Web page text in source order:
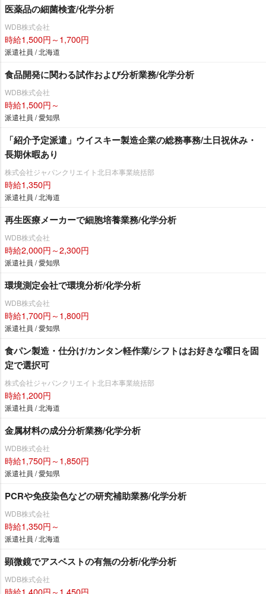
医薬品の細菌検査/化学分析
WDB株式会社
時給1,500円～1,700円
派遣社員 / 北海道
食品開発に関わる試作および分析業務/化学分析
WDB株式会社
時給1,500円～
派遣社員 / 愛知県
「紹介予定派遣」ウイスキー製造企業の総務事務/土日祝休み・
長期休暇あり
株式会社ジャパンクリエイト北日本事業統括部
時給1,350円
派遣社員 / 北海道
再生医療メーカーで細胞培養業務/化学分析
WDB株式会社
時給2,000円～2,300円
派遣社員 / 愛知県
環境測定会社で環境分析/化学分析
WDB株式会社
時給1,700円～1,800円
派遣社員 / 愛知県
食パン製造・仕分け/カンタン軽作業/シフトはお好きな曜日を固
定で選択可
株式会社ジャパンクリエイト北日本事業統括部
時給1,200円
派遣社員 / 北海道
金属材料の成分分析業務/化学分析
WDB株式会社
時給1,750円～1,850円
派遣社員 / 愛知県
PCRや免疫染色などの研究補助業務/化学分析
WDB株式会社
時給1,350円～
派遣社員 / 北海道
顕微鏡でアスベストの有無の分析/化学分析
WDB株式会社